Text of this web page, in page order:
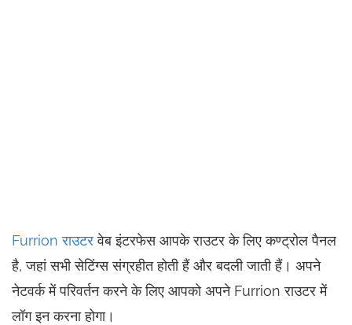
Furrion राउटरवेब इंटरफेस आपके राउटर के लिए कण्ट्रोल पैनल
है, जहां सभी सेटिंग्स संग्रहीत होती हैं और बदली जाती हैं। अपने
नेटवर्क में परिवर्तन करने के लिए आपको अपने Furrion राउटर में
लॉग इन करना होगा।